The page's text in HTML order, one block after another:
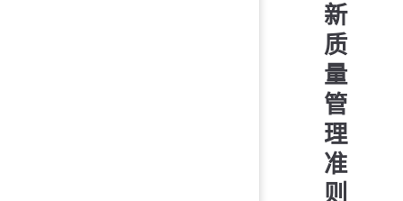
新
质
量
管
理
准
则